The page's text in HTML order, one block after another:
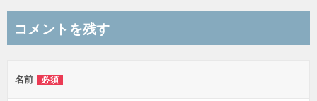
ビ
ー
コメントを残す
名前 必須